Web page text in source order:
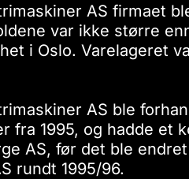
AS firmaet
var ikke større
i Oslo. Varelageret
AS ble
fra 1995, og hadde et
AS, før det ble
rundt 1995/96.